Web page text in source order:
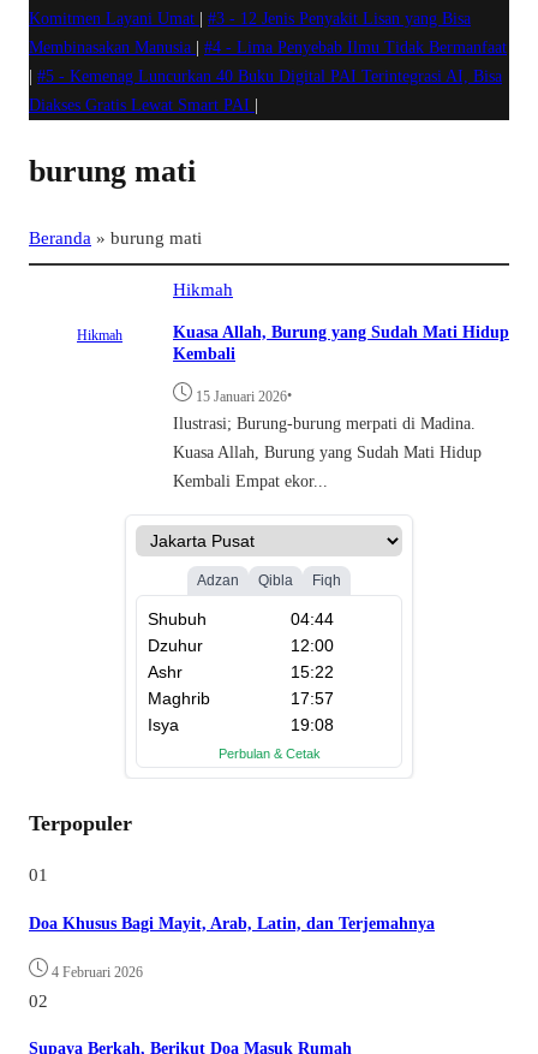
Komitmen Layani Umat
#3 - 12 Jenis Penyakit Lisan yang Bisa
Membinasakan Manusia
#4 - Lima Penyebab Ilmu Tidak Bermanfaat
#5 - Kemenag Luncurkan 40 Buku Digital PAI Terintegrasi AI, Bisa
Diakses Gratis Lewat Smart PAI
burung mati
Beranda » burung mati
Hikmah
Hikmah
Kuasa Allah, Burung yang Sudah Mati Hidup
Kembali
15 Januari 2026•
Ilustrasi; Burung-burung merpati di Madina.
Kuasa Allah, Burung yang Sudah Mati Hidup
Kembali Empat ekor...
Terpopuler
01
Doa Khusus Bagi Mayit, Arab, Latin, dan Terjemahnya
4 Februari 2026
02
Supaya Berkah, Berikut Doa Masuk Rumah